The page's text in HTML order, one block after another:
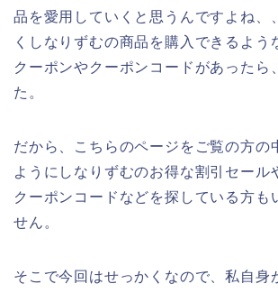
品を愛用していくと思うんですよね、
くしなりずむの商品を購入できるよう
クーポンやクーポンコードがあったら
た。
だから、こちらのページをご覧の方の
ようにしなりずむのお得な割引セール
クーポンコードなどを探している方も
せん。
そこで今回はせっかくなので、私自身